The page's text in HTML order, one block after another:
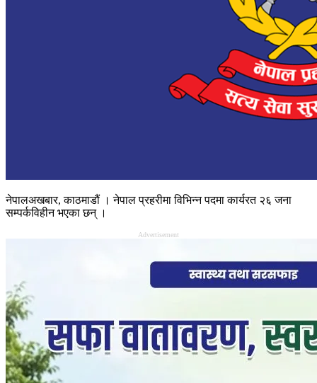
नेपालअखबार, काठमाडौं । नेपाल प्रहरीमा विभिन्न पदमा कार्यरत २६ जना
सम्पर्कविहीन भएका छन् ।
Advertisement